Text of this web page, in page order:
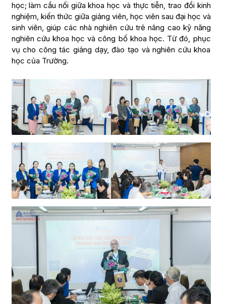
học; làm cầu nối giữa khoa học và thực tiễn, trao đổi kinh
nghiệm, kiến thức giữa giảng viên, học viên sau đại học và
sinh viên, giúp các nhà nghiên cứu trẻ nâng cao kỹ năng
nghiên cứu khoa học và công bố khoa học. Từ đó, phục
vụ cho công tác giảng dạy, đào tạo và nghiên cứu khoa
học của Trường.